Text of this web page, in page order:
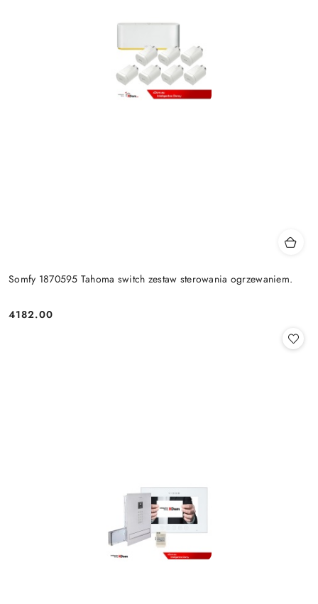
Somfy 1870595 Tahoma switch zestaw sterowania ogrzewaniem.
Cena:
4182.00